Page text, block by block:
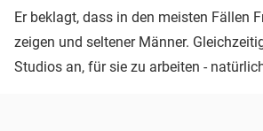
Er beklagt, dass in den meisten Fällen
zeigen und seltener Männer.
Studios an, für sie zu arbeiten -